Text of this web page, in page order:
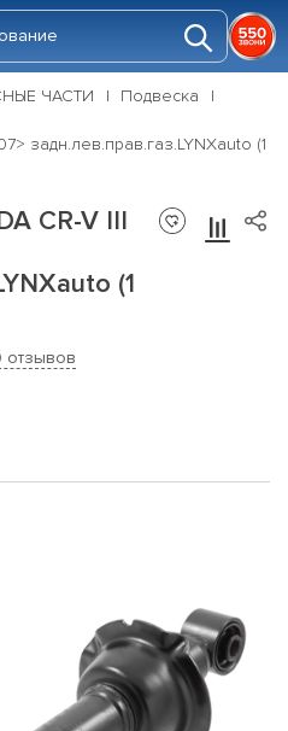
ЧАСТИ
Подвеска
задн.лев.прав.газ.LYNXauto (1
CR-V III
(1
отзывов